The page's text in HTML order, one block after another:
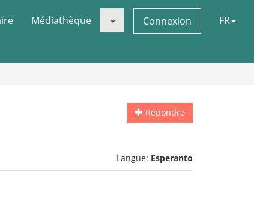
Médiathèque Connexion FR
Répondre
Langue: Esperanto